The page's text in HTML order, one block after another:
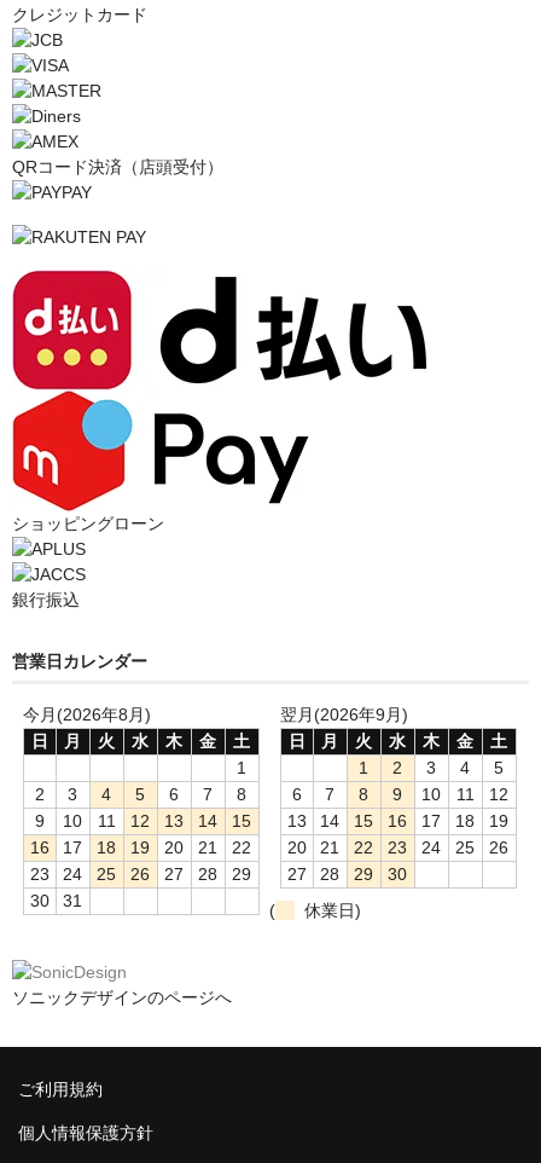
クレジットカード
QRコード決済（店頭受付）
ショッピングローン
銀行振込
営業日カレンダー
今月(2026年8月)
日
月 火 水 木 金
土
1
2
3 4 5 6 7
8
9
10 11 12 13 14
15
16
17 18 19 20 21
22
23
24 25 26 27 28
29
30
31
翌月(2026年9月)
日
月 火 水 木 金
土
1
2 3 4
5
6
7 8 9 10 11
12
13
14 15 16 17 18
19
20
21 22 23 24 25
26
27
28 29
30
(
休業日)
ソニックデザインのページへ
ご利用規約
個人情報保護方針